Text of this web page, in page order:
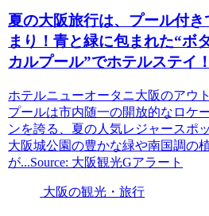
夏の大阪旅行は、プール付き
まり！青と緑に包まれた“ボ
カルプール”でホテルステイ！
ホテルニューオータニ大阪のアウ
プールは市内随一の開放的なロケ
ンを誇る、夏の人気レジャースポッ
大阪城公園の豊かな緑や南国調の
が...Source: 大阪観光Gアラート
大阪の観光・旅行